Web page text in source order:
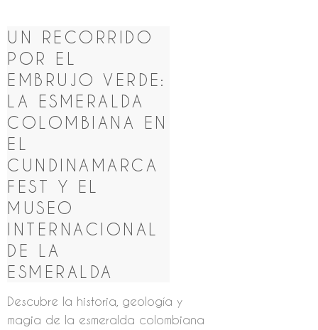
UN RECORRIDO
POR EL
EMBRUJO VERDE:
LA ESMERALDA
COLOMBIANA EN
EL
CUNDINAMARCA
FEST Y EL
MUSEO
INTERNACIONAL
DE LA
ESMERALDA
Descubre la historia, geología y
magia de la esmeralda colombiana